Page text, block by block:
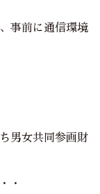
事前に通信環境
男女共同参画財
・